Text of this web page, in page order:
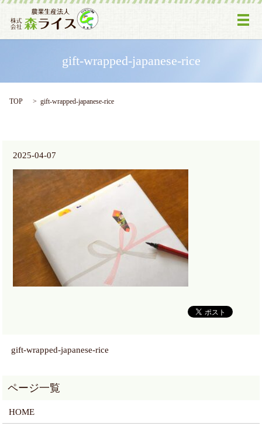
メ
gift-wrapped-japanese-rice
TOP gift-wrapped-japanese-rice
2025-04-07
gift-wrapped-japanese-rice
HOME